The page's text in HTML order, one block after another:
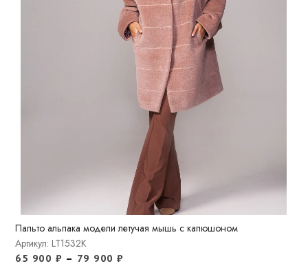
Пальто альпака модели летучая мышь с капюшоном
Артикул: LT1532K
65 900 ₽ – 79 900₽